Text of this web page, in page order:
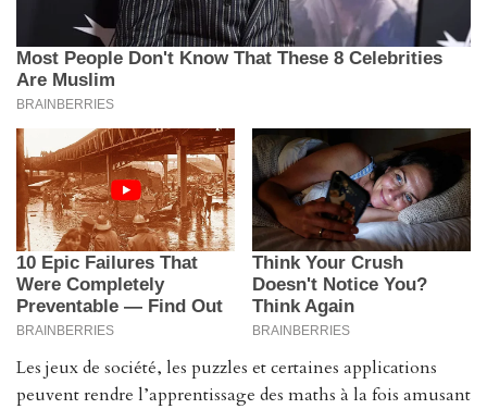
Les jeux de société, les puzzles et certaines applications
peuvent rendre l’apprentissage des maths à la fois amusant